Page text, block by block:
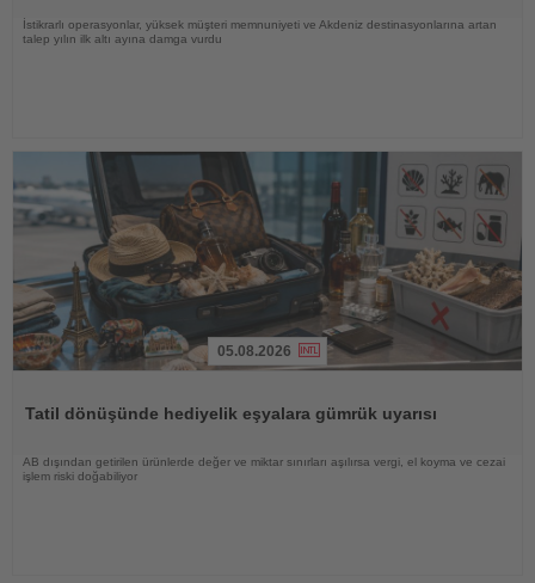
İstikrarlı operasyonlar, yüksek müşteri memnuniyeti ve Akdeniz destinasyonlarına artan
talep yılın ilk altı ayına damga vurdu
05.08.2026
Tatil dönüşünde hediyelik eşyalara gümrük uyarısı
AB dışından getirilen ürünlerde değer ve miktar sınırları aşılırsa vergi, el koyma ve cezai
işlem riski doğabiliyor